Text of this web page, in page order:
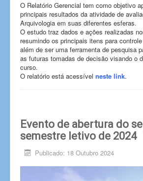
O Relatório Gerencial tem como objetivo
principais resultados da atividade de
Arquivologia em suas diferentes esferas.
O estudo traz dados e ações realizadas
resumindo os principais itens para
além de ser uma ferramenta de pesquisa
as futuras tomadas de decisão visando o
curso.
O relatório está acessível neste link.
Evento de abertura do
semestre letivo de 2024
Publicado: 18 Outubro 2024